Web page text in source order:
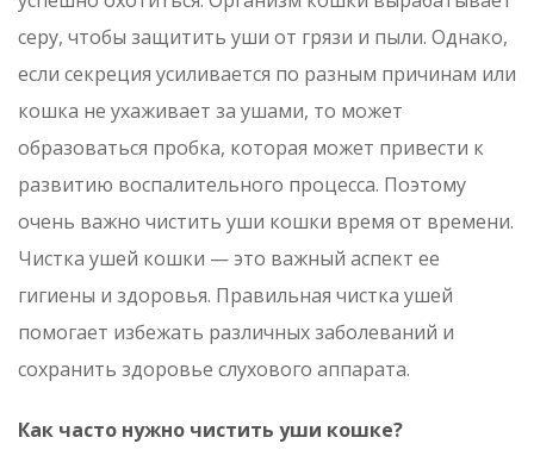
серу, чтобы защитить уши от грязи и пыли. Однако,
если секреция усиливается по разным причинам или
кошка не ухаживает за ушами, то может
образоваться пробка, которая может привести к
развитию воспалительного процесса. Поэтому
очень важно чистить уши кошки время от времени.
Чистка ушей кошки — это важный аспект ее
гигиены и здоровья. Правильная чистка ушей
помогает избежать различных заболеваний и
сохранить здоровье слухового аппарата.
Как часто нужно чистить уши кошке?